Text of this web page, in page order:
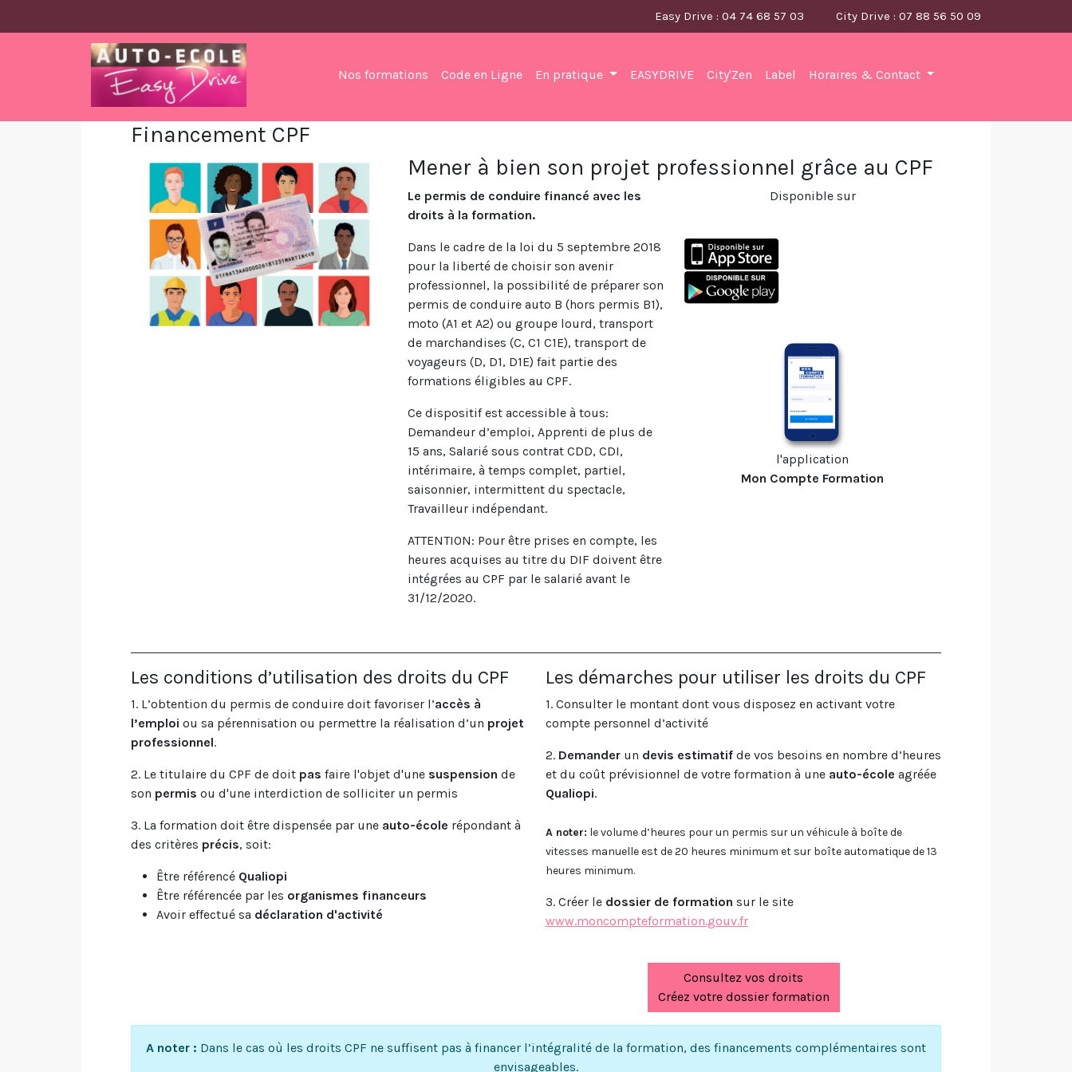
Easy Drive : 04 74 68 57 03 City Drive : 07 88 56 50 09
Nos formations Code en Ligne En pratique EASYDRIVE City'Zen Label Horaires & Contact
Financement CPF
Mener à bien son projet professionnel grâce au CPF
Le permis de conduire financé avec les
droits à la formation.
Dans le cadre de la loi du 5 septembre 2018
pour la liberté de choisir son avenir
professionnel, la possibilité de préparer son
permis de conduire auto B (hors permis B1),
moto (A1 et A2) ou groupe lourd, transport
de marchandises (C, C1 C1E), transport de
voyageurs (D, D1, D1E) fait partie des
formations éligibles au CPF.
Ce dispositif est accessible à tous:
Demandeur d’emploi, Apprenti de plus de
15 ans, Salarié sous contrat CDD, CDI,
intérimaire, à temps complet, partiel,
saisonnier, intermittent du spectacle,
Travailleur indépendant.
ATTENTION: Pour être prises en compte, les
heures acquises au titre du DIF doivent être
intégrées au CPF par le salarié avant le
31/12/2020.
Disponible sur
l'application
Mon Compte Formation
Les conditions d’utilisation des droits du CPF
1. L’obtention du permis de conduire doit favoriser l’accès à
l’emploi ou sa pérennisation ou permettre la réalisation d’un projet
professionnel.
2. Le titulaire du CPF de doit pas faire l'objet d'une suspension de
son permis ou d'une interdiction de solliciter un permis
3. La formation doit être dispensée par une auto-école répondant à
des critères précis, soit:
Être référencé Qualiopi
Être référencée par les organismes financeurs
Avoir effectué sa déclaration d'activité
Les démarches pour utiliser les droits du CPF
1. Consulter le montant dont vous disposez en activant votre
compte personnel d’activité
2. Demander un devis estimatif de vos besoins en nombre d’heures
et du coût prévisionnel de votre formation à une auto-école agréée
Qualiopi.
A noter: le volume d’heures pour un permis sur un véhicule à boîte de
vitesses manuelle est de 20 heures minimum et sur boîte automatique de 13
heures minimum.
3. Créer le dossier de formation sur le site
www.moncompteformation.gouv.fr
Consultez vos droits
Créez votre dossier formation
A noter : Dans le cas où les droits CPF ne suffisent pas à financer l’intégralité de la formation, des financements complémentaires sont
envisageables.